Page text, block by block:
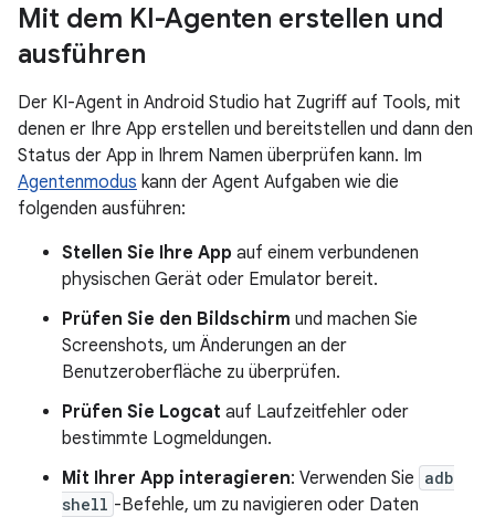
Mit dem KI-Agenten erstellen und
ausführen
Der KI-Agent in Android Studio hat Zugriff auf Tools, mit
denen er Ihre App erstellen und bereitstellen und dann den
Status der App in Ihrem Namen überprüfen kann. Im
Agentenmodus kann der Agent Aufgaben wie die
folgenden ausführen:
Stellen Sie Ihre App auf einem verbundenen
physischen Gerät oder Emulator bereit.
Prüfen Sie den Bildschirm und machen Sie
Screenshots, um Änderungen an der
Benutzeroberfläche zu überprüfen.
Prüfen Sie Logcat auf Laufzeitfehler oder
bestimmte Logmeldungen.
Mit Ihrer App interagieren: Verwenden Sie adb
shell -Befehle, um zu navigieren oder Daten